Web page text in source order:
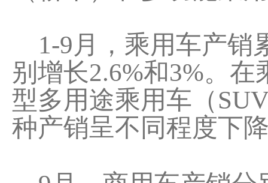
1-9月，乘用车产销
别增长2.6%和3%。
型多用途乘用车（
种产销呈不同程度下